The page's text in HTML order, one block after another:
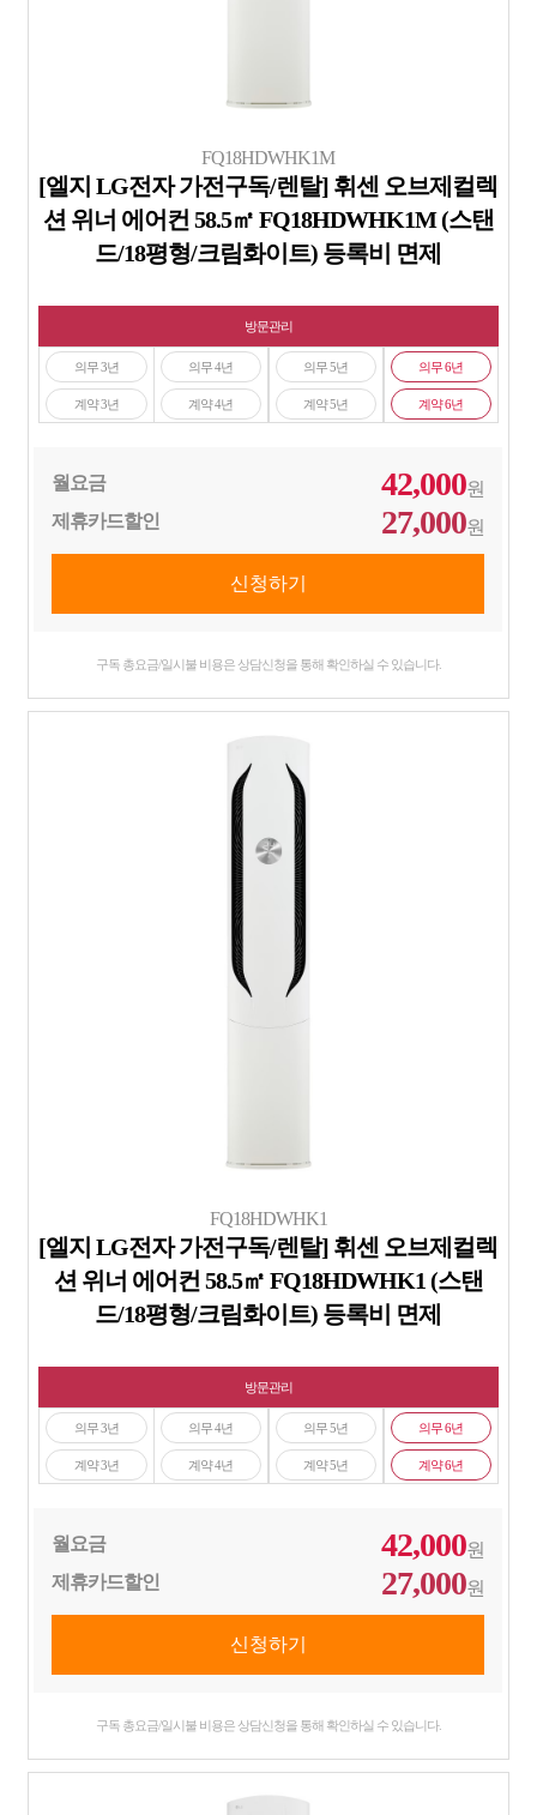
FQ18HDWHK1M
[엘지 LG전자 가전구독/렌탈] 휘센 오브제컬렉
션 위너 에어컨 58.5㎡ FQ18HDWHK1M (스탠
드/18평형/크림화이트) 등록비 면제
방문관리
의무 3년
계약 3년
의무 4년
계약 4년
의무 5년
계약 5년
의무 6년
계약 6년
월요금 42,000원
제휴카드할인
27,000원
구독 총요금/일시불 비용은 상담신청을 통해 확인하실 수 있습니다.
FQ18HDWHK1
[엘지 LG전자 가전구독/렌탈] 휘센 오브제컬렉
션 위너 에어컨 58.5㎡ FQ18HDWHK1 (스탠
드/18평형/크림화이트) 등록비 면제
방문관리
의무 3년
계약 3년
의무 4년
계약 4년
의무 5년
계약 5년
의무 6년
계약 6년
월요금 42,000원
제휴카드할인
27,000원
구독 총요금/일시불 비용은 상담신청을 통해 확인하실 수 있습니다.